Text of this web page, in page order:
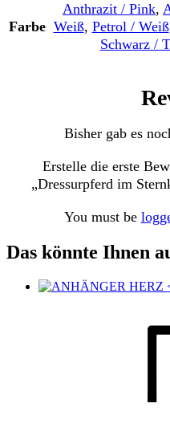
Farbe
Anthrazit / Pink,
Weiß, Petrol / Weiß
Schwarz /
Bisher gab es
Erstelle die erste
„Dressurpferd im
You must be
Das könnte Ihnen